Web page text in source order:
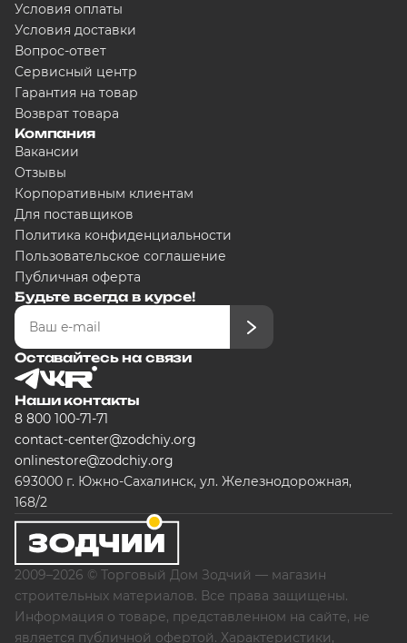
Условия оплаты
Условия доставки
Вопрос-ответ
Сервисный центр
Гарантия на товар
Возврат товара
Компания
Вакансии
Отзывы
Корпоративным клиентам
Для поставщиков
Политика конфиденциальности
Пользовательское соглашение
Публичная оферта
Будьте всегда в курсе!
Оставайтесь на связи
Наши контакты
8 800 100-71-71
contact-center@zodchiy.org
onlinestore@zodchiy.org
693000 г. Южно-Сахалинск, ул. Железнодорожная,
168/2
2009–2026 © Торговый Дом Зодчий — магазин
строительных материалов. Все права защищены.
Информация о товаре, представленном на сайте, не
является публичной офертой. Характеристики,